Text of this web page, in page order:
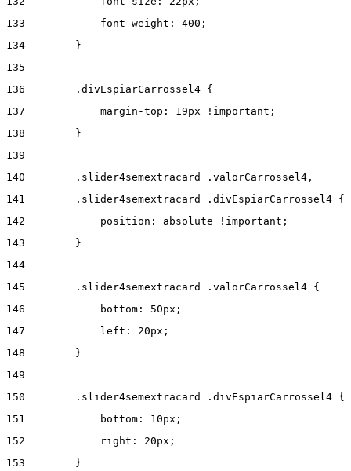
133
            font-weight: 400;
134
        }
135
136
        .divEspiarCarrossel4 {
137
            margin-top: 19px !important;
138
        }
139
140
        .slider4semextracard .valorCarrossel4,
141
        .slider4semextracard .divEspiarCarrossel4 {
142
            position: absolute !important;
143
        }
144
145
        .slider4semextracard .valorCarrossel4 {
146
            bottom: 50px;
147
            left: 20px;
148
        }
149
150
        .slider4semextracard .divEspiarCarrossel4 {
151
            bottom: 10px;
152
            right: 20px;
153
        }